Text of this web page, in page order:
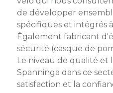
intermédiaires
AEPV
féminin
de
l’adhérent
Industrie
Offres
privilèges
offre
privilège
de développer
spécifiques et intégrés
Également fabricant
sécurité (casque de
Le niveau de qualité et
Spanninga dans ce
satisfaction et la